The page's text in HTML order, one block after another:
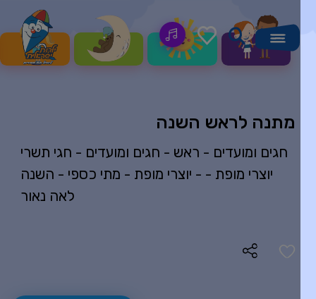
מתנה לראש השנה
חגים ומועדים - חגי תשרי - חגים ומועדים - ראש
השנה- יוצרי מופת - מתי כספי -יוצרי מופת -
לאה נאור